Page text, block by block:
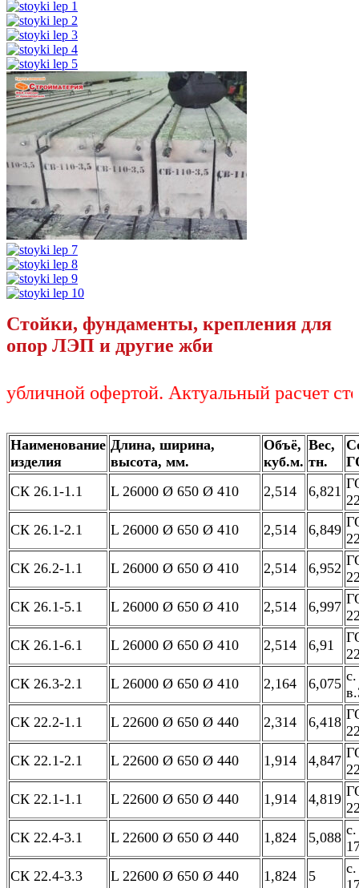
Стойки, фундаменты, крепления для
опор ЛЭП и другие жби
офертой. Актуальный расчет
Наименование
изделия
Длина, ширина,
высота, мм.
Объё,
куб.м.
Вес,
тн.
СК 26.1-1.1
L 26000 Ø 650 Ø 410 2,514 6,821
СК 26.1-2.1
L 26000 Ø 650 Ø 410 2,514 6,849
СК 26.2-1.1
L 26000 Ø 650 Ø 410 2,514 6,952
СК 26.1-5.1
L 26000 Ø 650 Ø 410 2,514 6,997
СК 26.1-6.1
L 26000 Ø 650 Ø 410 2,514 6,91
СК 26.3-2.1
L 26000 Ø 650 Ø 410 2,164 6,075
СК 22.2-1.1
L 22600 Ø 650 Ø 440 2,314 6,418
СК 22.1-2.1
L 22600 Ø 650 Ø 440 1,914 4,847
СК 22.1-1.1
L 22600 Ø 650 Ø 440 1,914 4,819
СК 22.4-3.1
L 22600 Ø 650 Ø 440 1,824 5,088
СК 22.4-3.3
L 22600 Ø 650 Ø 440 1,824 5